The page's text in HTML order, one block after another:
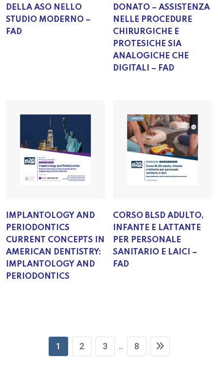
DELLA ASO NELLO
STUDIO MODERNO –
FAD
DONATO – ASSISTENZA
NELLE PROCEDURE
CHIRURGICHE E
PROTESICHE SIA
ANALOGICHE CHE
DIGITALI – FAD
IMPLANTOLOGY AND
PERIODONTICS
CURRENT CONCEPTS IN
AMERICAN DENTISTRY:
IMPLANTOLOGY AND
PERIODONTICS
CORSO BLSD ADULTO,
INFANTE E LATTANTE
PER PERSONALE
SANITARIO E LAICI –
FAD
1 2 3 ... 8